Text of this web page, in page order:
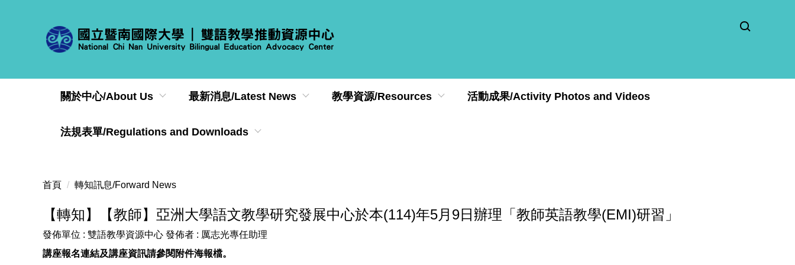
容
關於中心/About Us 最新消息/Latest News 教學資源/Resources 活動成果/Activity Photos and Videos
法規表單/Regulations and Downloads
首頁 轉知訊息/Forward News
【轉知】【教師】亞洲大學語文教學研究發展中心於本(114)年5月9日辦理「教師英語教學(EMI)研習」
發佈單位 : 雙語教學資源中心 發佈者 : 厲志光專任助理
講座報名連結及講座資訊請參閱附件海報檔。